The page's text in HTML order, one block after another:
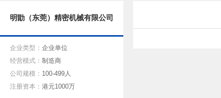
明勖（东莞）精密机械有限公司
企业类型： 企业单位
经营模式： 制造商
公司规模： 100-499人
注册资本： 港元1000万